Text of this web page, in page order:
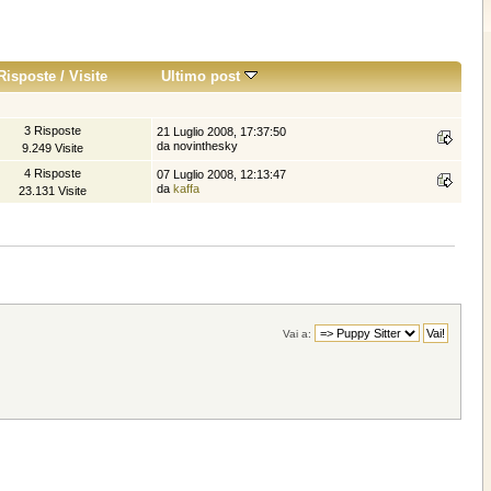
/Visite Ultimo post
3 Risposte
9.249 Visite
21 Luglio 2008, 17:37:50
da novinthesky
4 Risposte
23.131 Visite
07 Luglio 2008, 12:13:47
da kaffa
Vai a: